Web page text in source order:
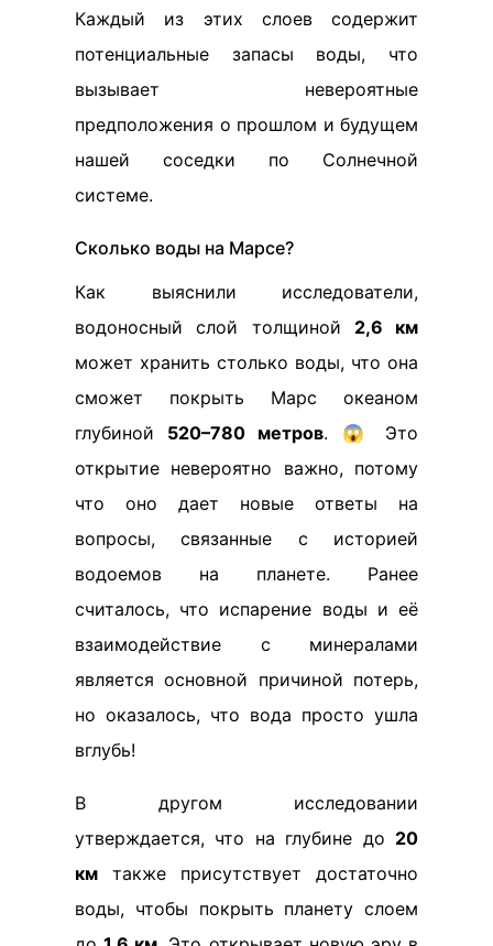
Каждый из этих слоев содержит
потенциальные запасы воды, что
вызывает невероятные
предположения о прошлом и будущем
нашей соседки по Солнечной
системе.
Сколько воды на Марсе?
Как выяснили исследователи,
водоносный слой толщиной 2,6 км
может хранить столько воды, что она
сможет покрыть Марс океаном
глубиной 520–780 метров. 😱 Это
открытие невероятно важно, потому
что оно дает новые ответы на
вопросы, связанные с историей
водоемов на планете. Ранее
считалось, что испарение воды и её
взаимодействие с минералами
является основной причиной потерь,
но оказалось, что вода просто ушла
вглубь!
В другом исследовании
утверждается, что на глубине до 20
км также присутствует достаточно
воды, чтобы покрыть планету слоем